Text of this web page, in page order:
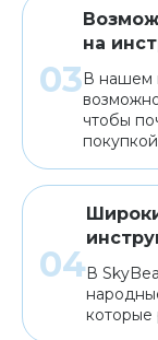
на
В нашем
чтобы
В
которые